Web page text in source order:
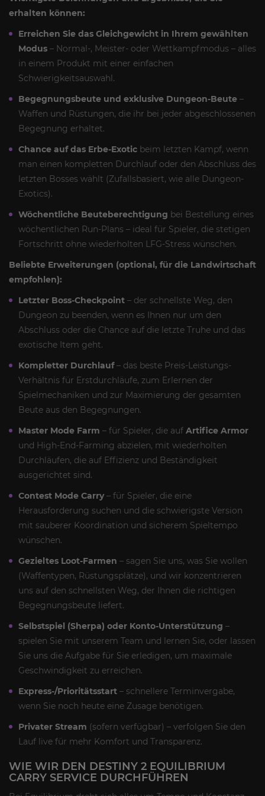
erhalten können:
Erreichen Sie das Gleichgewicht in Ihrem gewählten
Modus – Normal-, Meister- oder Wettkampfmodus – alles
in einem Produkt mit einer einfachen
Schwierigkeitsauswahl.
Begegnungsbeute und exklusive Dungeon-Beute –
Waffen und Rüstungen, die ihr bei jeder abgeschlossenen
Begegnung erhaltet.
Chance auf das Erbe-Exotic beim letzten Kampf, wenn
man einen kompletten Durchlauf oder den Abschluss des
letzten Bosses wählt (Zufallsbasiert, wie alle Dungeon-
Exotics).
Wöchentliche Beuteberechtigung bei Bestellung eines
wöchentlichen Run-Plans – ideal für Spieler, die stetigen
Fortschritt ohne wiederholten LFG-Stress wünschen.
Beliebte Erweiterungen (optional, für die Landwirtschaft
empfohlen):
Letzter Boss-Checkpoint – der schnellste Weg, den
Dungeon zu beenden, wenn es Ihnen nur um den
Abschluss oder die Chance auf die letzte Truhe und das
exotische Item geht.
Kompletter Durchlauf– das beste Preis-Leistungs-
Verhältnis für Erstdurchläufe, zum Erlernen der
Spielmechaniken und zur Maximierung der gesamten
Beute aus den Begegnungen.
Master Mode Farm – für Spieler, die auf Artifice Armor
und High-End-Farming abzielen, mit wiederholten
Durchläufen, die auf Effizienz und Beständigkeit
ausgerichtet sind.
Contest Mode Carry– für Spieler, die eine
Herausforderung suchen und die schwierigste Version
mit sauberer Koordination und sicherem Spieltempo
wünschen.
Gezieltes Loot-Farmen – sagen Sie uns, was Sie wollen
(Waffentypen, Rüstungsplätze), und wir konzentrieren
uns auf den schnellsten Weg, der Ihnen die richtigen
Begegnungsbeute liefert.
Selbstspiel (Sherpa) oder Konto-Unterstützung –
spielen Sie mit unserem Team und lernen Sie, oder lassen
Sie uns die Aufgabe für Sie erledigen, um maximale
Geschwindigkeit zu erreichen.
Express-/Prioritätsstart – schnellere Terminvergabe,
wenn Sie noch heute eine Zusage benötigen.
Privater Stream (sofern verfügbar) – verfolgen Sie den
Lauf live für mehr Komfort und Transparenz.
WIE WIR DEN DESTINY 2 EQUILIBRIUM
CARRY SERVICE DURCHFÜHREN